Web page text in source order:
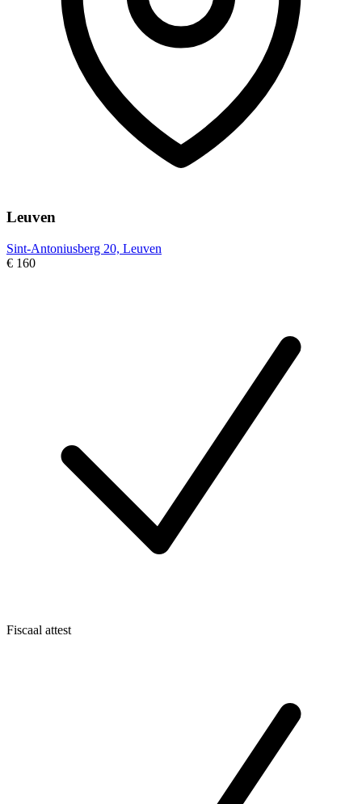
Leuven
Sint-Antoniusberg 20, Leuven
€ 160
Fiscaal attest